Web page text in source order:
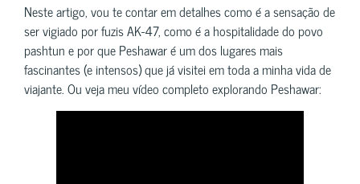
Neste artigo, vou te contar em detalhes como é a sensação de
ser vigiado por fuzis AK-47, como é a hospitalidade do povo
pashtun e por que Peshawar é um dos lugares mais
fascinantes (e intensos) que já visitei em toda a minha vida de
viajante. Ou veja meu vídeo completo explorando Peshawar: